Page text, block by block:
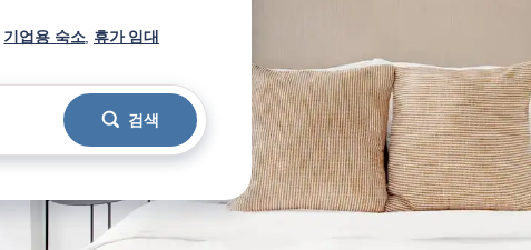
기업용 숙소, 휴가 임대
검색